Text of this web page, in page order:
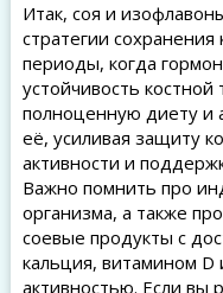
Итак, соя и
стратегии
периоды, когда
устойчивость
полноценную диету и
её, усиливая защиту
активности и
Важно помнить про
организма, а также
соевые продукты с
кальция, витамином D
активностью. Если вы